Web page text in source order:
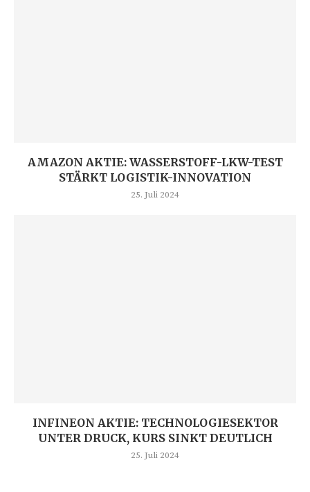
AMAZON AKTIE: WASSERSTOFF-LKW-TEST
STÄRKT LOGISTIK-INNOVATION
25. Juli 2024
INFINEON AKTIE: TECHNOLOGIESEKTOR
UNTER DRUCK, KURS SINKT DEUTLICH
25. Juli 2024